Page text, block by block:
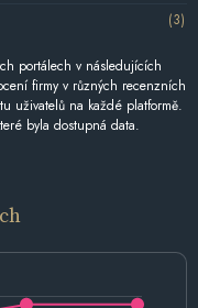
(3)
portálech v následujících
firmy v různých recenzních
uživatelů na každé platformě.
byla dostupná data.